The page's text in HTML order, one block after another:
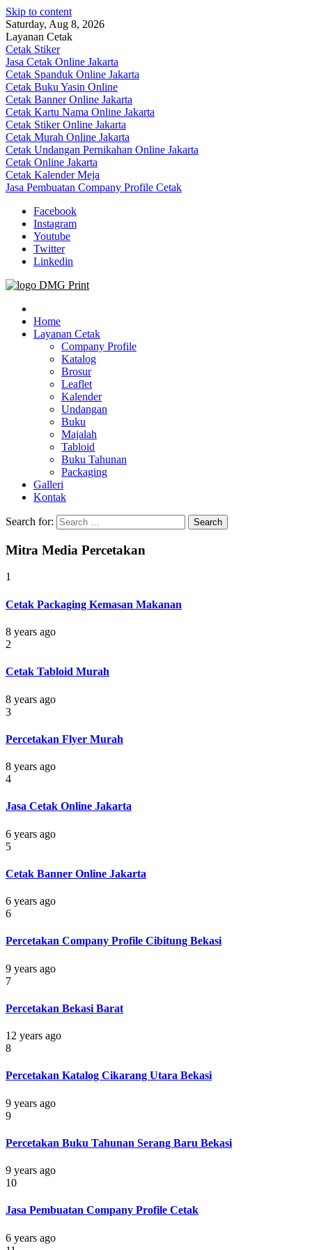
Skip to content
Saturday, Aug 8, 2026
Layanan Cetak
Cetak Stiker
Jasa Cetak Online Jakarta
Cetak Spanduk Online Jakarta
Cetak Buku Yasin Online
Cetak Banner Online Jakarta
Cetak Kartu Nama Online Jakarta
Cetak Stiker Online Jakarta
Cetak Murah Online Jakarta
Cetak Undangan Pernikahan Online Jakarta
Cetak Online Jakarta
Cetak Kalender Meja
Jasa Pembuatan Company Profile Cetak
Facebook
Instagram
Youtube
Twitter
Linkedin
Jasa Cetak Online DMG Printing
Home
Layanan Cetak
Company Profile
Katalog
Brosur
Leaflet
Kalender
Undangan
Buku
Majalah
Tabloid
Buku Tahunan
Packaging
Galleri
Kontak
Search for:
Mitra Media Percetakan
1
Cetak Packaging Kemasan Makanan
8 years ago
2
Cetak Tabloid Murah
8 years ago
3
Percetakan Flyer Murah
8 years ago
4
Jasa Cetak Online Jakarta
6 years ago
5
Cetak Banner Online Jakarta
6 years ago
6
Percetakan Company Profile Cibitung Bekasi
9 years ago
7
Percetakan Bekasi Barat
12 years ago
8
Percetakan Katalog Cikarang Utara Bekasi
9 years ago
9
Percetakan Buku Tahunan Serang Baru Bekasi
9 years ago
10
Jasa Pembuatan Company Profile Cetak
6 years ago